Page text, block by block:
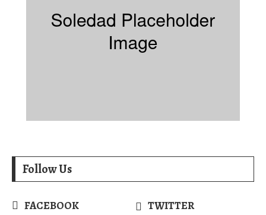
Follow Us
FACEBOOK
TWITTER